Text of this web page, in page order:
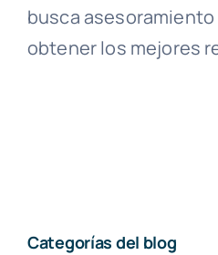
busca
obtener los mejores
Categorías del blog